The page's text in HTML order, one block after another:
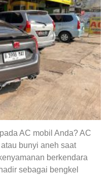
AC mobil Anda? AC
bunyi aneh saat
berkendara
hadir sebagai bengkel